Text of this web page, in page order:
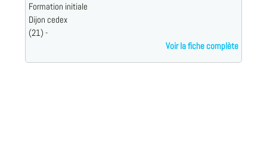
Formation initiale
Dijon cedex
(21) -
Voir la fiche complète